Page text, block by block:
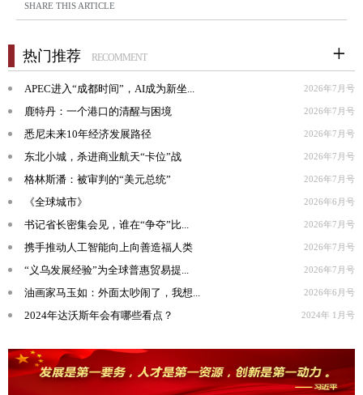
SHARE THIS ARTICLE
热门推荐 RECOMMENT
APEC进入“成都时间”，AI成为新坐... 2026年7月号
鹿特丹：一个港口的清醒与困境 2026年7月号
悉尼未来10年经济发展路径 2026年7月号
东北小城，杀进商业航天“卡位”战 2026年7月号
格林斯潘：被审判的“美元总统” 2026年7月号
《全球城市》 2026年6月号
书记省长密集会见，谁在“争夺”比... 2026年7月号
携手推动人工智能向上向善造福人类 2026年7月号
“义乌发展经验”为全球普惠贸易提... 2026年7月号
油画家马玉如：外面太吵闹了，我想... 2026年6月号
2024年达沃斯年会有哪些看点？ 2024年 1月号